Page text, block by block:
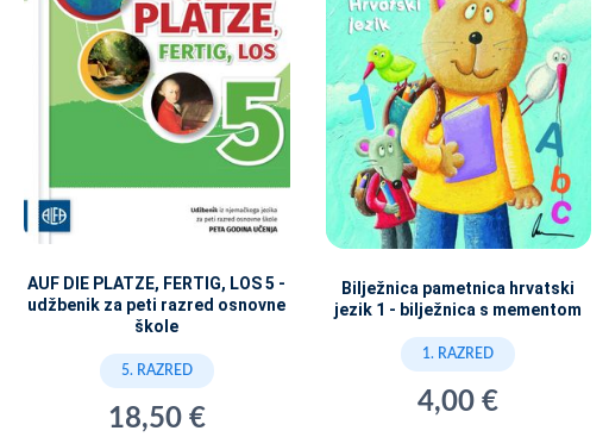
AUF DIE PLATZE, FERTIG, LOS 5 -
udžbenik za peti razred osnovne
škole
5. RAZRED
18,50 €
Bilježnica pametnica hrvatski
jezik 1 - bilježnica s mementom
1. RAZRED
4,00 €